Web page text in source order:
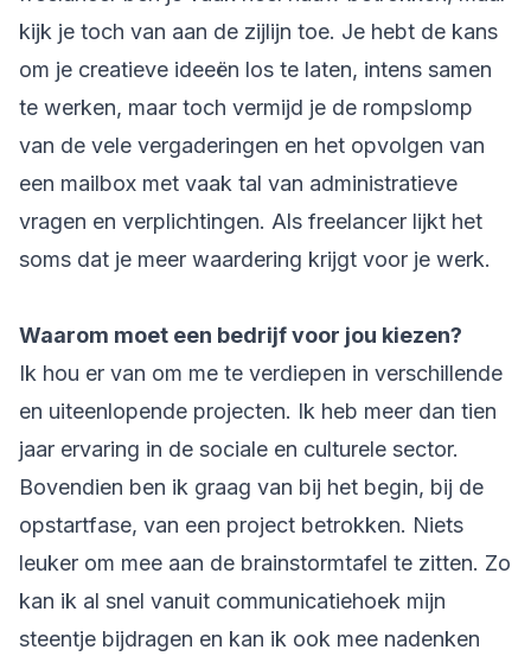
kijk je toch van aan de zijlijn toe. Je hebt de kans
om je creatieve ideeën los te laten, intens samen
te werken, maar toch vermijd je de rompslomp
van de vele vergaderingen en het opvolgen van
een mailbox met vaak tal van administratieve
vragen en verplichtingen. Als freelancer lijkt het
soms dat je meer waardering krijgt voor je werk.
Waarom moet een bedrijf voor jou kiezen?
Ik hou er van om me te verdiepen in verschillende
en uiteenlopende projecten. Ik heb meer dan tien
jaar ervaring in de sociale en culturele sector.
Bovendien ben ik graag van bij het begin, bij de
opstartfase, van een project betrokken. Niets
leuker om mee aan de brainstormtafel te zitten. Zo
kan ik al snel vanuit communicatiehoek mijn
steentje bijdragen en kan ik ook mee nadenken